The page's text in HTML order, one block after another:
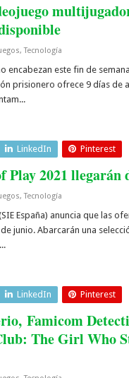
,Tecnología
encabezan este fin de
prisionero ofrece 9 días
LinkedIn Pinterest
Play 2021 llegarán
,Tecnología
España) anuncia que las
junio. Abarcarán una
LinkedIn Pinterest
Famicom
The Girl Who